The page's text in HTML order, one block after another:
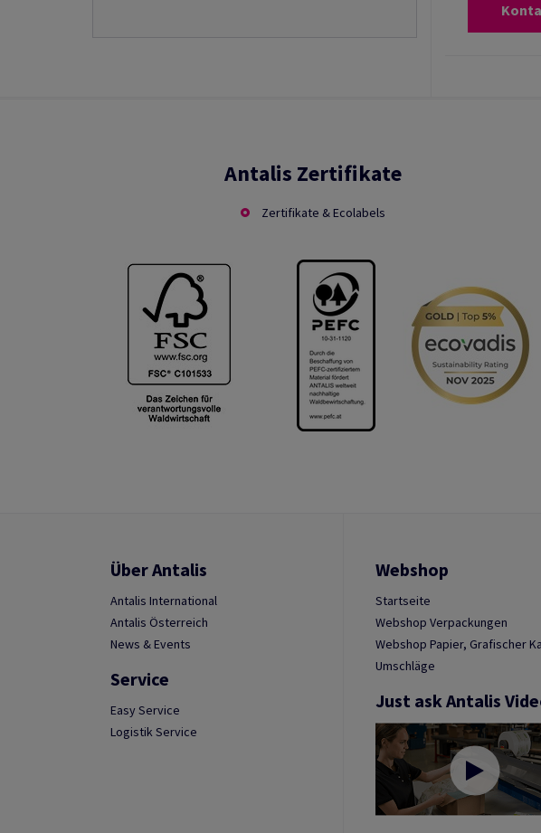
Antalis Zertifikate
Zertifikate & Ecolabels
Über Antalis
Antalis International
Antalis Österreich
News & Events
Service
Easy Service
Logistik Service
Webshop
Startseite
Webshop Verpackungen
Webshop Papier, Grafischer
Umschläge
Just ask Antalis